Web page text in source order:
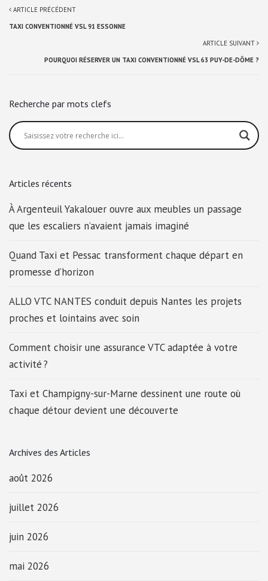
ARTICLE PRÉCÉDENT
TAXI CONVENTIONNÉ VSL 91 ESSONNE
ARTICLE SUIVANT
POURQUOI RÉSERVER UN TAXI CONVENTIONNÉ VSL 63 PUY-DE-DÔME ?
Recherche par mots clefs
Articles récents
À Argenteuil Yakalouer ouvre aux meubles un passage
que les escaliers n’avaient jamais imaginé
Quand Taxi et Pessac transforment chaque départ en
promesse d’horizon
ALLO VTC NANTES conduit depuis Nantes les projets
proches et lointains avec soin
Comment choisir une assurance VTC adaptée à votre
activité ?
Taxi et Champigny-sur-Marne dessinent une route où
chaque détour devient une découverte
Archives des Articles
août 2026
juillet 2026
juin 2026
mai 2026